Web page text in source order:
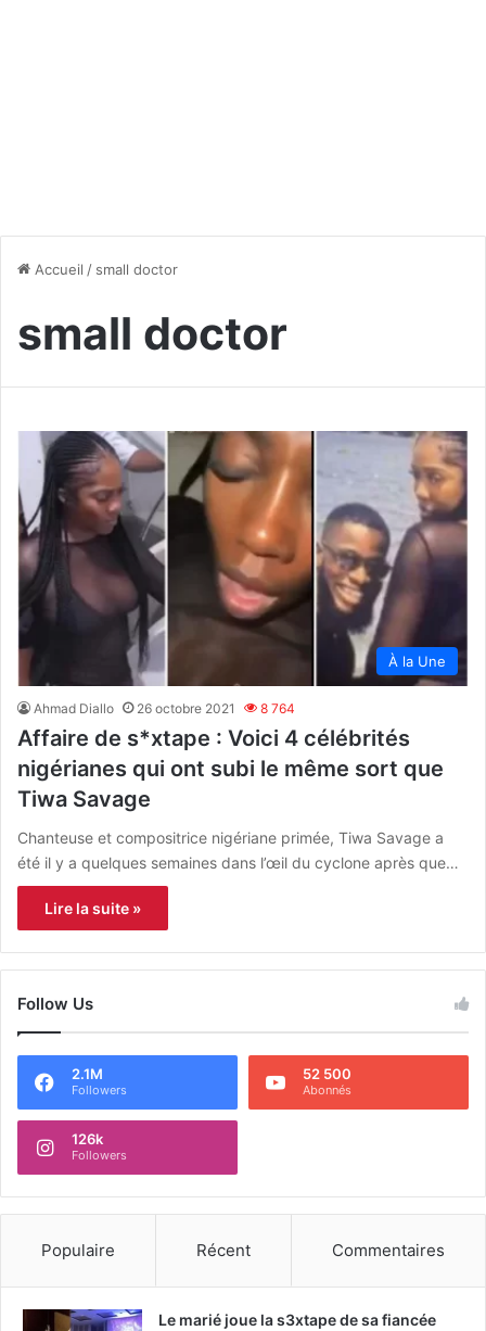
Accueil / small doctor
small doctor
À la Une
Ahmad Diallo 26 octobre 2021 8 764
Affaire de s*xtape : Voici 4 célébrités
nigérianes qui ont subi le même sort que
Tiwa Savage
Chanteuse et compositrice nigériane primée, Tiwa Savage a
été il y a quelques semaines dans l’œil du cyclone après que…
Lire la suite »
Follow Us
2.1M
Followers
52 500
Abonnés
126k
Followers
Populaire Récent Commentaires
Le marié joue la s3xtape de sa fiancée